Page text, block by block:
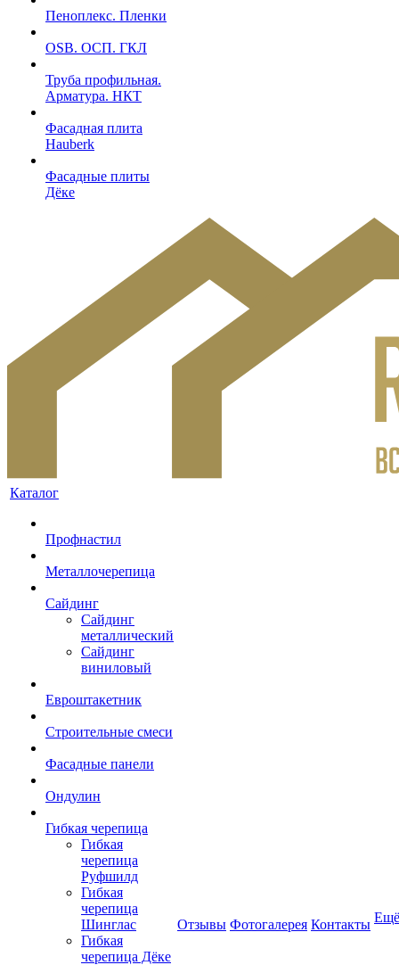
Пеноплекс. Пленки
OSB. ОСП. ГКЛ
Труба профильная.
Арматура. НКТ
Фасадная плита
Hauberk
Фасадные плиты
Дёке
Каталог
Профнастил
Металлочерепица
Сайдинг
Сайдинг
металлический
Сайдинг
виниловый
Евроштакетник
Строительные смеси
Фасадные панели
Ондулин
Гибкая черепица
Гибкая
черепица
Руфшилд
Гибкая
черепица
Шинглас
Гибкая
черепица Дёке
Отзывы Фотогалерея Контакты Ещё